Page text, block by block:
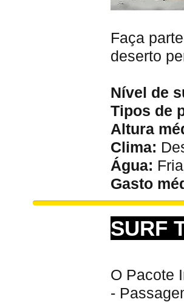
Faça
deserto
Nível de
Tipos de
Altura
Clima:
Água: Fria
Gasto
SURF
O Pacote
-